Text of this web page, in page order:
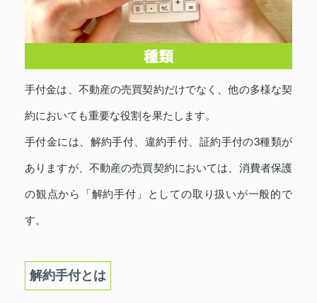
手付金は、不動産の売買契約だけでなく、他の多様な契
約においても重要な役割を果たします。
手付金には、解約手付、違約手付、証約手付の3種類が
ありますが、不動産の売買契約においては、消費者保護
の観点から「解約手付」としての取り扱いが一般的で
す。
解約手付とは